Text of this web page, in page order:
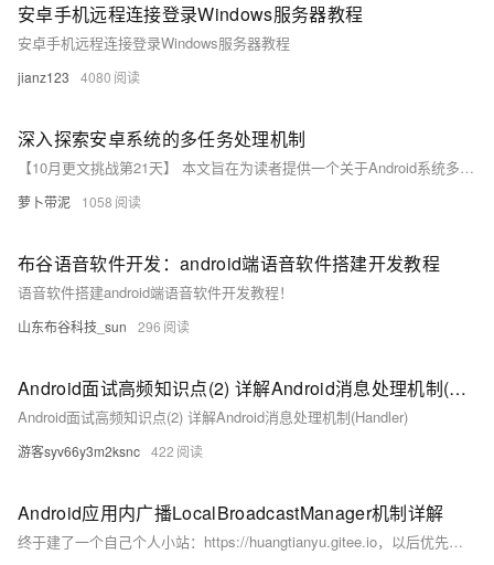
安卓手机远程连接登录Windows服务器教程
安卓手机远程连接登录Windows服务器教程
jianz123 4080
深入探索安卓系统的多任务处理机制
【10月更文挑战第21天】 本文旨在为读者提供一个关于Android系统多任务处理机制的全面解析。我们将从Android操作系统的核心架构出发，探讨其如何管理多个应用程序的同时运行，包括进程调度、内存管理和电量优化等方面。通过深入分析，本文揭示了Android在处理多任务时所面临的挑战以及它如何通过创新的解决方案来提高用户体验和设备性能。
萝卜带泥 1058
布谷语音软件开发：android端语音软件搭建开发教程
语音软件搭建android端语音软件开发教程！
山东布谷科技_sun 296
Android面试高频知识点(2) 详解Android消息处理机制(Handler)
Android面试高频知识点(2) 详解Android消息处理机制(Handler)
游客syv66y3m2ksnc 422
Android应用内广播LocalBroadcastManager机制详解
终于建了一个自己个人小站：https://huangtianyu.gitee.io，以后优先更新小站博客，欢迎进站，O(∩_∩)O~~ 1. 简介 通常我们在使用Android广播的时候都会直接将广播注册到系统的AMS当中，由于AMS任务繁忙，一般可能不会立即能处理到我们发出的广播，如果我们使用广播是在应用内的单个进程中使用，则完全可以采用LocalBroadcastManager来处理。